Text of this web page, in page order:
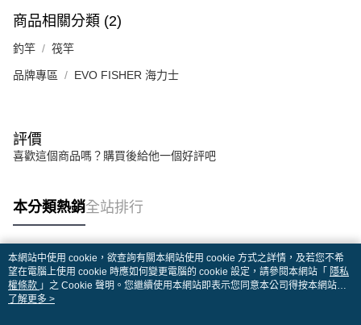
商品相關分類 (2)
釣竿 筏竿
品牌專區 EVO FISHER 海力士
評價
喜歡這個商品嗎？購買後給他一個好評吧
本分類熱銷全站排行
熱門標籤
本網站中使用 cookie，欲查詢有關本網站使用 cookie 方式之詳情，及若您不希
望在電腦上使用 cookie 時應如何變更電腦的 cookie 設定，請參閱本網站「 隱私
權條款 」之 Cookie 聲明。您繼續使用本網站即表示您同意本公司得按本網站使
用條款之 Cookie 聲明使用 cookie。
了解更多 >